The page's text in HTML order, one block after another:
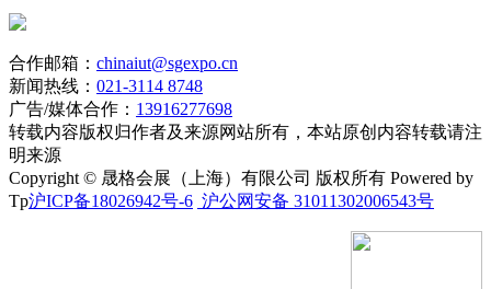
合作邮箱： chinaiut@sgexpo.cn
新闻热线： 021-3114 8748
广告/媒体合作： 13916277698
转载内容版权归作者及来源网站所有，本站原创内容转载请注
明来源
Copyright © 晟格会展（上海）有限公司 版权所有 Powered by
Tp沪ICP备18026942号-6 沪公网安备 31011302006543号